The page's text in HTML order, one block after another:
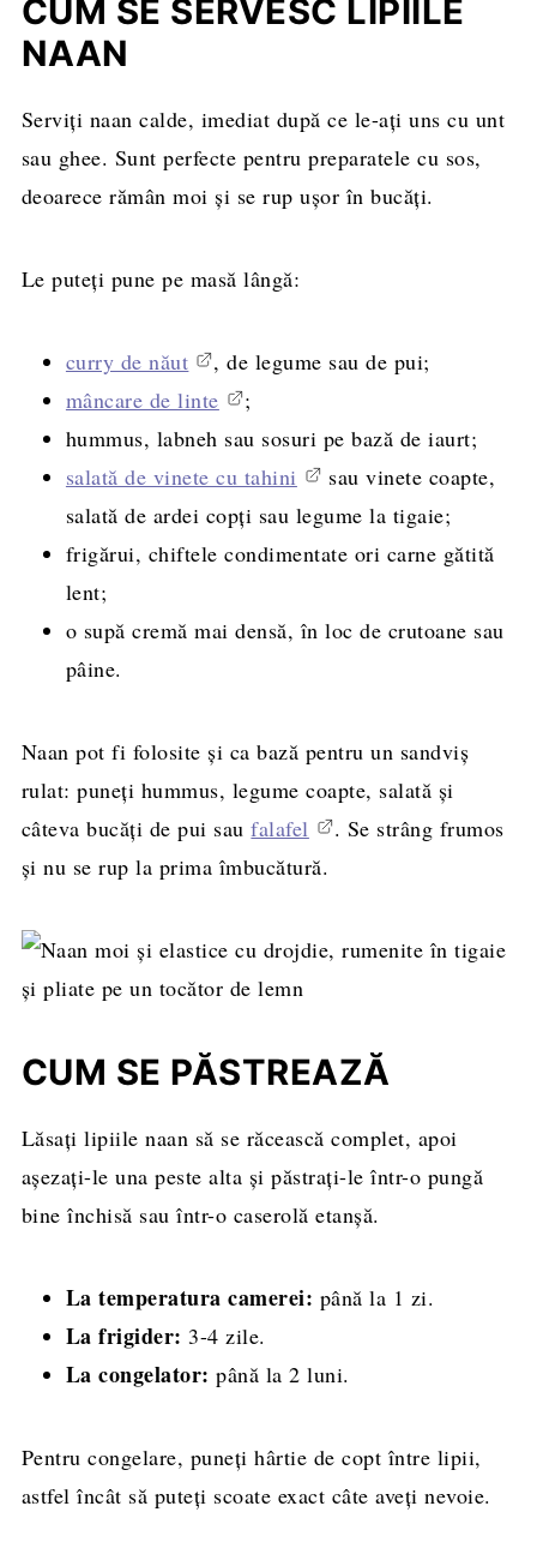
CUM SE SERVESC LIPIILE
NAAN
Serviți naan calde, imediat după ce le-ați uns cu unt
sau ghee. Sunt perfecte pentru preparatele cu sos,
deoarece rămân moi și se rup ușor în bucăți.
Le puteți pune pe masă lângă:
curry de năut
, de legume sau de pui;
mâncare de linte
;
hummus, labneh sau sosuri pe bază de iaurt;
salată de vinete cu tahini
sau vinete coapte,
salată de ardei copți sau legume la tigaie;
frigărui, chiftele condimentate ori carne gătită
lent;
o supă cremă mai densă, în loc de crutoane sau
pâine.
Naan pot fi folosite și ca bază pentru un sandviș
rulat: puneți hummus, legume coapte, salată și
câteva bucăți de pui saufalafel
. Se strâng frumos
și nu se rup la prima îmbucătură.
CUM SE PĂSTREAZĂ
Lăsați lipiile naan să se răcească complet, apoi
așezați-le una peste alta și păstrați-le într-o pungă
bine închisă sau într-o caserolă etanșă.
La temperatura camerei: până la 1 zi.
La frigider: 3-4 zile.
La congelator: până la 2 luni.
Pentru congelare, puneți hârtie de copt între lipii,
astfel încât să puteți scoate exact câte aveți nevoie.